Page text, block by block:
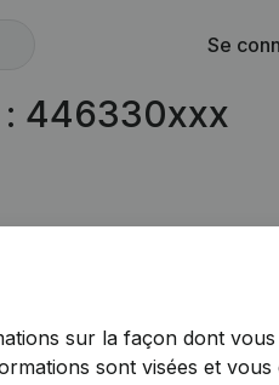
Se
: 446330xxx
sur la façon dont vous
sont visées et vous